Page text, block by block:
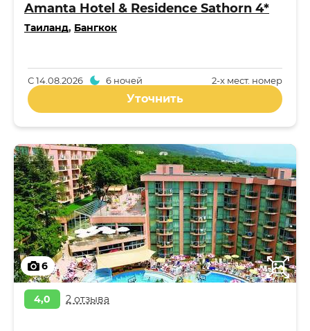
Amanta Hotel & Residence Sathorn 4*
Таиланд, Бангкок
2-x мест. номер
С14.08.2026 6 ночей
Уточнить
6
4,0 2 отзыва